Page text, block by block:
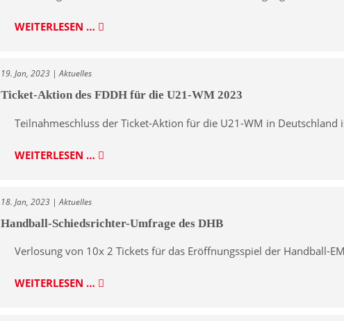
WEITERLESEN …
19. Jan, 2023 | Aktuelles
Ticket-Aktion des FDDH für die U21-WM 2023
Teilnahmeschluss der Ticket-Aktion für die U21-WM in Deutschland
WEITERLESEN …
18. Jan, 2023 | Aktuelles
Handball-Schiedsrichter-Umfrage des DHB
Verlosung von 10x 2 Tickets für das Eröffnungsspiel der Handball-
WEITERLESEN …